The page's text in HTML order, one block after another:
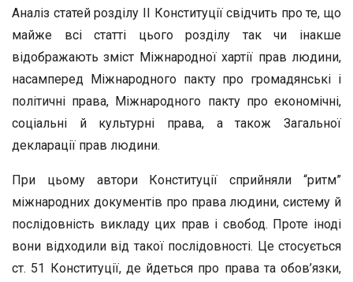
Аналіз статей розділу II Конституції свідчить про те, що
майже всі статті цього розділу так чи інакше
відображають зміст Міжнародної хартії прав людини,
насамперед Міжнародного пакту про громадянські і
політичні права, Міжнародного пакту про економічні,
соціальні й культурні права, а також Загальної
декларації прав людини.
При цьому автори Конституції сприйняли “ритм”
міжнародних документів про права людини, систему й
послідовність викладу цих прав і свобод. Проте іноді
вони відходили від такої послідовності. Це стосується
ст. 51 Конституції, де йдеться про права та обов’язки,